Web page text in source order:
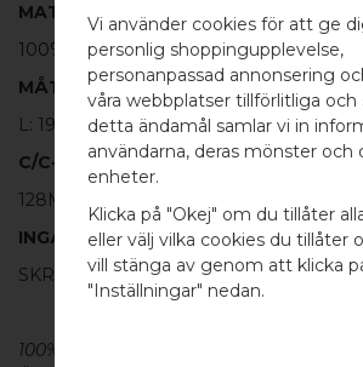
WELCOME TO
BB SWEDEN
Välj land / Choose country
MATERIAL
100% BORSTAT ROSTFRITT STÅL
MÅTT
L: 198MM H: 30MM TJ: 8MM
C/C-MÅTT
128MM
INGÅR
SKRUV FÖR LUCKA: M4 X 25MM - 2ST
100% ÄKTA METALL - Alla våra
Vi använder cookies för att ge
personlig shoppingupplevelse,
personanpassad annonsering
våra webbplatser tillförlitliga och
detta ändamål samlar vi in
användarna, deras mönster och
enheter.
Klicka på "Okej" om du tillåter
eller välj vilka cookies du tillåter
vill stänga av genom att klicka
"Inställningar" nedan.